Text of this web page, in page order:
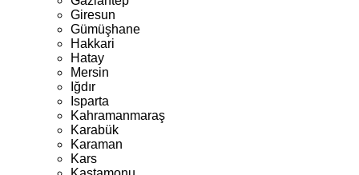
Giresun
Gümüşhane
Hakkari
Hatay
Mersin
Iğdır
Isparta
Kahramanmaraş
Karabük
Karaman
Kars